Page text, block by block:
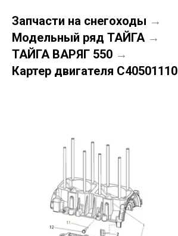
Запчасти на снегоходы →
Модельный ряд ТАЙГА →
ТАЙГА ВАРЯГ 550 →
Картер двигателя С40501110